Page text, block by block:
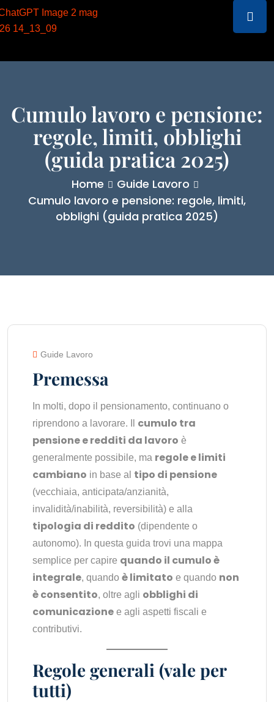
Cumulo lavoro e pensione:
regole, limiti, obblighi
(guida pratica 2025)
Home
Guide Lavoro
Cumulo lavoro e pensione: regole, limiti,
obblighi (guida pratica 2025)
Guide Lavoro
Premessa
In molti, dopo il pensionamento, continuano o
riprendono a lavorare. Il cumulo tra
pensione e redditi da lavoro è
generalmente possibile, ma regole e limiti
cambiano in base al tipo di pensione
(vecchiaia, anticipata/anzianità,
invalidità/inabilità, reversibilità) e alla
tipologia di reddito (dipendente o
autonomo). In questa guida trovi una mappa
semplice per capire quando il cumulo è
integrale, quando è limitato e quando non
è consentito, oltre agli obblighi di
comunicazione e agli aspetti fiscali e
contributivi.
Regole generali (vale per
tutti)